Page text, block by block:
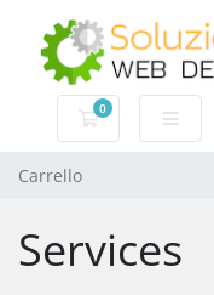
0
Carrello
Carrello
Services